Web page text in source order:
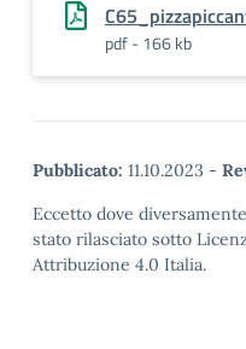
pdf - 166 kb
Pubblicato: 11.10.2023 -
Eccetto dove
stato rilasciato sotto
Attribuzione 4.0 Italia.